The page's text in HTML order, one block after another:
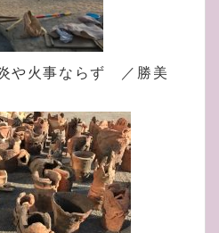
や火事ならず ／勝美